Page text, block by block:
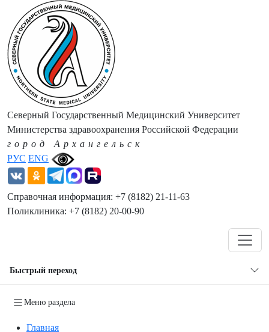
РУС ENG
Северный Государственный Медицинский Университет
Министерства здравоохранения Российской Федерации
город Архангельск
Справочная информация: +7 (8182) 21-11-63
Поликлиника: +7 (8182) 20-00-90
Быстрый переход
Меню раздела
Главная